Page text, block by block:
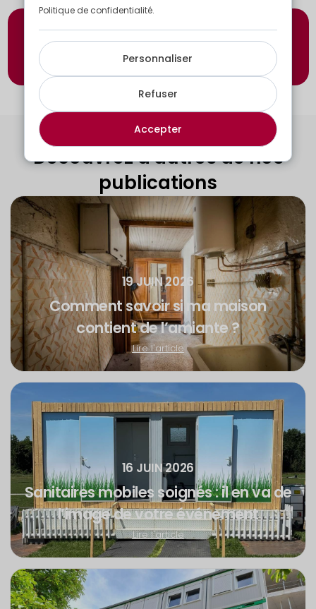
Vous êtes à la recherche d’un prestataire pour
votre projet ?
Discuter avec nos experts
Découvrez d'autres de nos
publications
19 JUIN 2026
Comment savoir si ma maison
contient de l’amiante ?
Lire l'article
16 JUIN 2026
Sanitaires mobiles soignés : il en va de
l’image de votre événement
Lire l'article
Politique de confidentialité.
Accepter
Refuser
Personnaliser